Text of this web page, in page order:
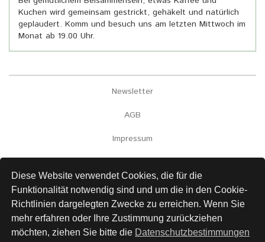
Diese Website verwendet Cookies, die für die
Funktionalität notwendig sind und um die in den Cookie-
Richtlinien dargelegten Zwecke zu erreichen. Wenn Sie
mehr erfahren oder Ihre Zustimmung zurückziehen
möchten, ziehen Sie bitte die Datenschutzbestimmungen
Kuchen wird gemeinsam gestrickt, gehäkelt und natürlich
geplaudert. Komm und besuch uns am letzten Mittwoch im
Monat ab 19.00 Uhr.
Newsletter
AGB
Impressum
Kontakt
Links
Datenschutz